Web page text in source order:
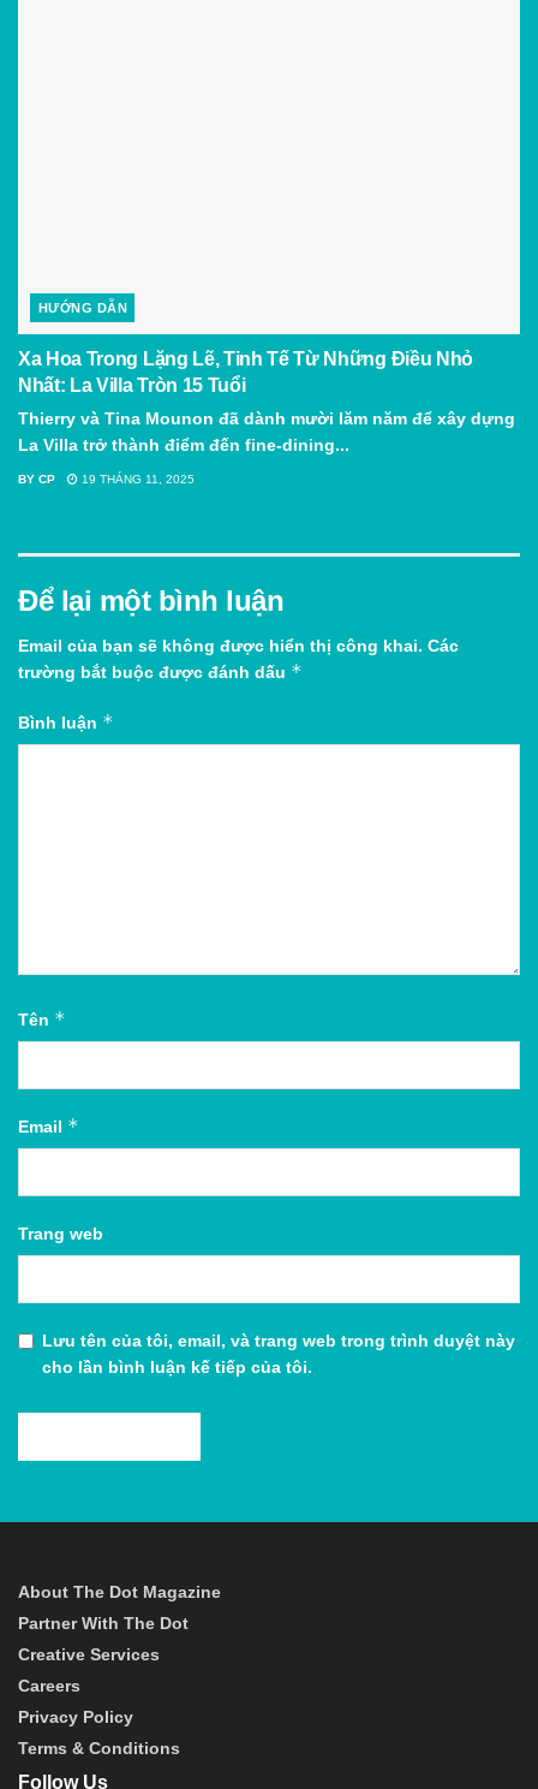
HƯỚNG DẪN
Xa Hoa Trong Lặng Lẽ, Tinh Tế Từ Những Điều Nhỏ
Nhất: La Villa Tròn 15 Tuổi
Thierry và Tina Mounon đã dành mười lăm năm để xây dựng
La Villa trở thành điểm đến fine-dining...
BY CP 19 THÁNG 11, 2025
Để lại một bình luận
Email của bạn sẽ không được hiển thị công khai. Các
trường bắt buộc được đánh dấu *
Bình luận *
Tên *
Email *
Trang web
Lưu tên của tôi, email, và trang web trong trình duyệt này
cho lần bình luận kế tiếp của tôi.
About The Dot Magazine
Partner With The Dot
Creative Services
Careers
Privacy Policy
Terms & Conditions
Follow Us